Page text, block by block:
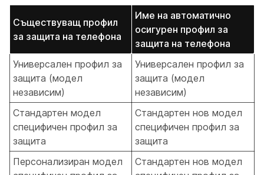
Съществуващ профил
за защита на телефона
Име на автоматично
осигурен профил за
защита на телефона
Универсален профил за
защита (модел
независим)
Универсален профил за
защита (модел
независим)
Стандартен модел
специфичен профил за
защита
Стандартен нов модел
специфичен профил за
защита
Персонализиран модел
Стандартен нов модел